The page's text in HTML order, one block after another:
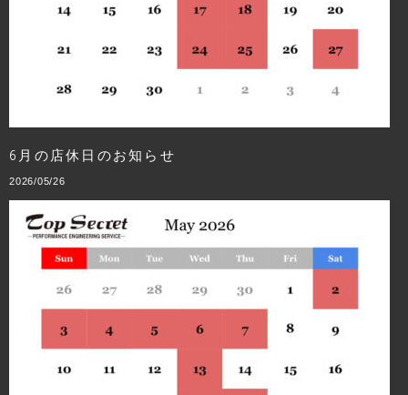
6月の店休日のお知らせ
2026/05/26